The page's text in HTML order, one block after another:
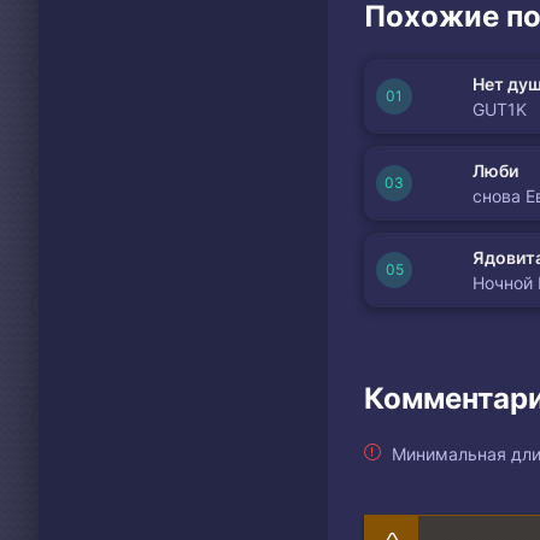
Почему я мама
Мам я умираю И
И мам я умираю
Похожие
Нет
GUT1K
Люби
снова
Минимальная